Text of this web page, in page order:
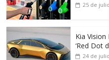
25 de
Kia
‘Red Dot
24 de